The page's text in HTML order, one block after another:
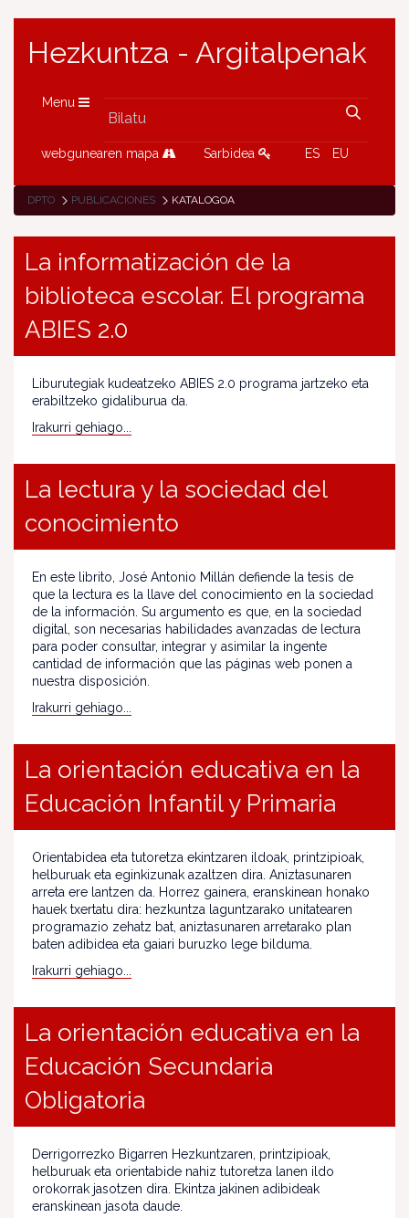
Hezkuntza - Argitalpenak
Menu
webgunearen mapa Sarbidea ES EU
DPTO PUBLICACIONES KATALOGOA
La informatización de la
biblioteca escolar. El programa
ABIES 2.0
Liburutegiak kudeatzeko ABIES 2.0 programa jartzeko eta
erabiltzeko gidaliburua da.
Irakurri gehiago...
La lectura y la sociedad del
conocimiento
En este librito, José Antonio Millán defiende la tesis de
que la lectura es la llave del conocimiento en la sociedad
de la información. Su argumento es que, en la sociedad
digital, son necesarias habilidades avanzadas de lectura
para poder consultar, integrar y asimilar la ingente
cantidad de información que las páginas web ponen a
nuestra disposición.
Irakurri gehiago...
La orientación educativa en la
Educación Infantil y Primaria
Orientabidea eta tutoretza ekintzaren ildoak, printzipioak,
helburuak eta eginkizunak azaltzen dira. Aniztasunaren
arreta ere lantzen da. Horrez gainera, eranskinean honako
hauek txertatu dira: hezkuntza laguntzarako unitatearen
programazio zehatz bat, aniztasunaren arretarako plan
baten adibidea eta gaiari buruzko lege bilduma.
Irakurri gehiago...
La orientación educativa en la
Educación Secundaria
Obligatoria
Derrigorrezko Bigarren Hezkuntzaren, printzipioak,
helburuak eta orientabide nahiz tutoretza lanen ildo
orokorrak jasotzen dira. Ekintza jakinen adibideak
eranskinean jasota daude.